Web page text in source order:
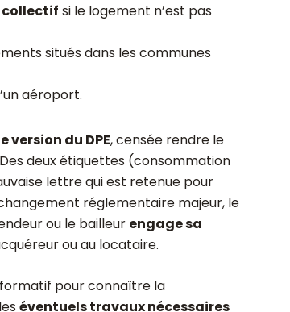
collectif si le logement n’est pas
situés dans les communes
aéroport.
version du DPE, censée rendre le
deux étiquettes (consommation
lettre qui est retenue pour
réglementaire majeur, le
ou le bailleur engage sa
ou au locataire.
pour connaître la
éventuels travaux nécessaires